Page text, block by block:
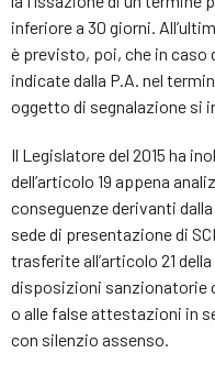
inferiore a 30 giorni.
è previsto, poi, che in caso
indicate dalla P.A. nel
oggetto di segnalazione si
Il Legislatore del 2015 ha
dell’articolo 19 appena
conseguenze derivanti
sede di presentazione di
trasferite all’articolo 21
disposizioni sanzionatorie
o alle false attestazioni in
con silenzio assenso.